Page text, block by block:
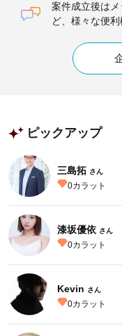
案件成立後は
ど、様々な便
ピックアップ
三島拓 さん
0カラット
漆坂優依 さん
0カラット
Kevin さん
0カラット